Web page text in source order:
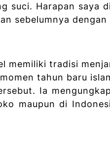
suci. Harapan saya
sebelumnya dengan
memiliki tradisi
tahun baru
Ia
maupun di